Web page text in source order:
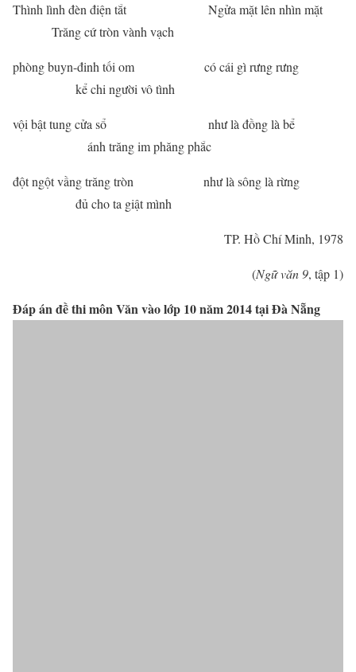
Thình lình đèn điện tắt Ngửa mặt lên nhìn mặt
Trăng cứ tròn vành vạch
phòng buyn-đinh tối om có cái gì rưng rưng
kể chi người vô tình
vội bật tung cửa sổ như là đồng là bể
ánh trăng im phăng phắc
đột ngột vầng trăng tròn như là sông là rừng
đủ cho ta giật mình
TP. Hồ Chí Minh, 1978
(Ngữ văn 9, tập 1)
Đáp án đề thi môn Văn vào lớp 10 năm 2014 tại Đà Nẵng